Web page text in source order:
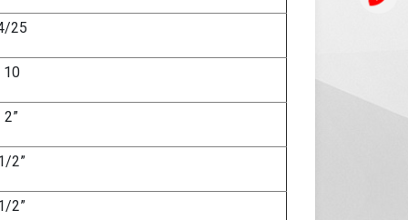
25
10
2”
2”
2”